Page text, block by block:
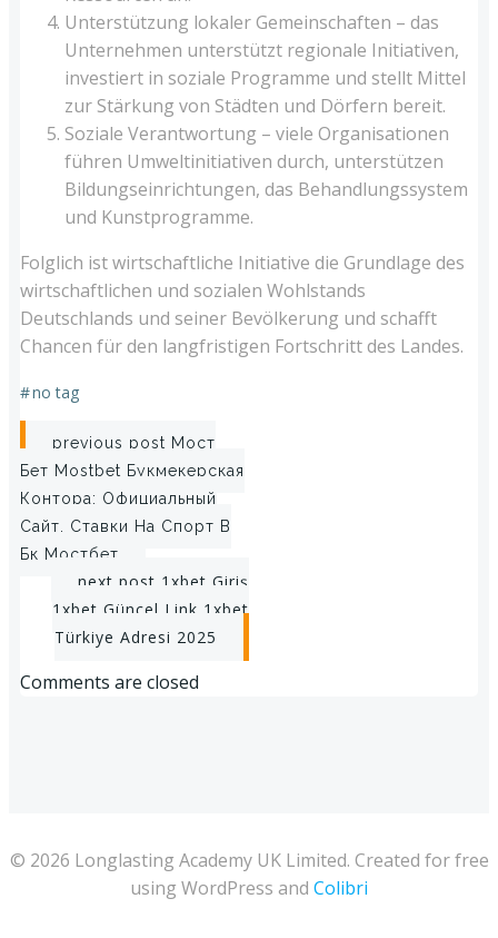
Unterstützung lokaler Gemeinschaften – das
Unternehmen unterstützt regionale Initiativen,
investiert in soziale Programme und stellt Mittel
zur Stärkung von Städten und Dörfern bereit.
Soziale Verantwortung – viele Organisationen
führen Umweltinitiativen durch, unterstützen
Bildungseinrichtungen, das Behandlungssystem
und Kunstprogramme.
Folglich ist wirtschaftliche Initiative die Grundlage des
wirtschaftlichen und sozialen Wohlstands
Deutschlands und seiner Bevölkerung und schafft
Chancen für den langfristigen Fortschritt des Landes.
#no tag
Post
navigation
previous post Мост
Бет Mostbet Букмекерская
Контора: Официальный
Сайт, Ставки На Спорт В
Бк Мостбет
Post
navigation
next post 1xbet Giriş
1xbet Güncel Link 1xbet
Türkiye Adresi 2025
Comments are closed
© 2026 Longlasting Academy UK Limited. Created for free
using WordPress and Colibri